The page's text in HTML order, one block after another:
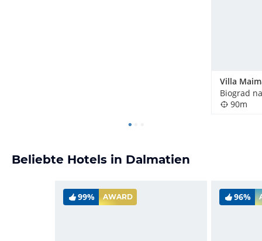
Villa
Biograd
90m
Beliebte Hotels in Dalmatien
99% AWARD 96%